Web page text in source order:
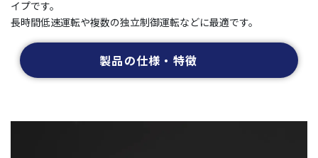
イプです。
長時間低速運転や複数の独立制御運転などに最適です。
製品の仕様・特徴